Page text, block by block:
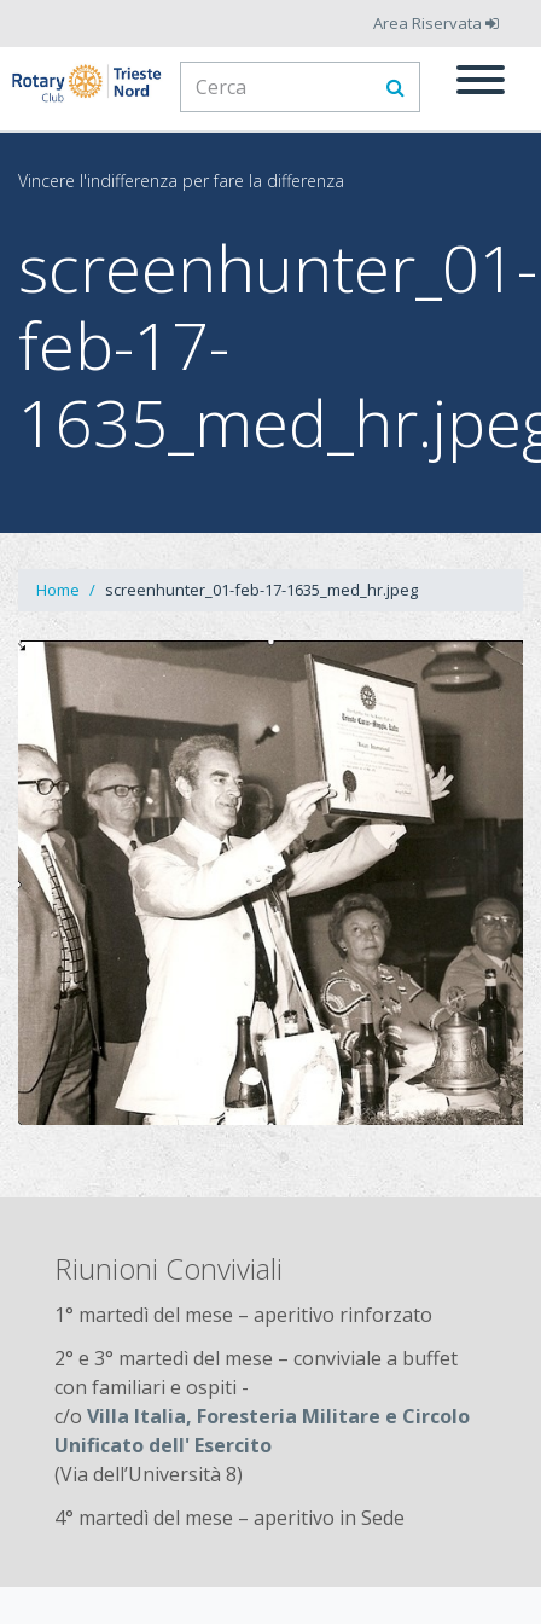
al
contenuto
principale
Area Riservata
Form
di
ricerca
Cerca
Vincere l'indifferenza per fare la differenza
screenhunter_01-
feb-17-
Home screenhunter_01-feb-17-1635_med_hr.jpeg
Riunioni Conviviali
1° martedì del mese – aperitivo rinforzato
2° e 3° martedì del mese – conviviale a buffet
con familiari e ospiti -
c/o Villa Italia, Foresteria Militare e Circolo
Unificato dell' Esercito
(Via dell’Università 8)
4° martedì del mese – aperitivo in Sede